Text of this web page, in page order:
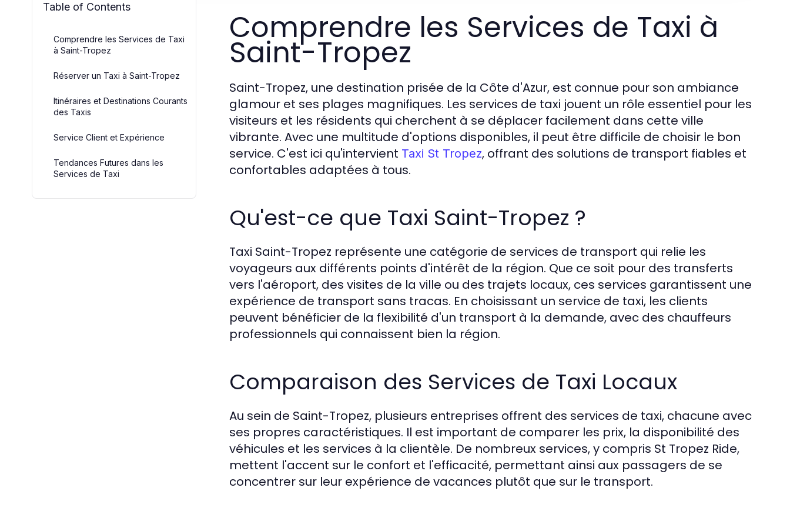
Table of Contents
Comprendre les Services de Taxi
à Saint-Tropez
Réserver un Taxi à Saint-Tropez
Itinéraires et Destinations Courants
des Taxis
Service Client et Expérience
Tendances Futures dans les
Services de Taxi
Comprendre les Services de Taxi à
Saint-Tropez
Saint-Tropez, une destination prisée de la Côte d'Azur, est connue pour son ambiance
glamour et ses plages magnifiques. Les services de taxi jouent un rôle essentiel pour les
visiteurs et les résidents qui cherchent à se déplacer facilement dans cette ville
vibrante. Avec une multitude d'options disponibles, il peut être difficile de choisir le bon
service. C'est ici qu'intervient Taxi St Tropez, offrant des solutions de transport fiables et
confortables adaptées à tous.
Qu'est-ce que Taxi Saint-Tropez ?
Taxi Saint-Tropez représente une catégorie de services de transport qui relie les
voyageurs aux différents points d'intérêt de la région. Que ce soit pour des transferts
vers l'aéroport, des visites de la ville ou des trajets locaux, ces services garantissent une
expérience de transport sans tracas. En choisissant un service de taxi, les clients
peuvent bénéficier de la flexibilité d'un transport à la demande, avec des chauffeurs
professionnels qui connaissent bien la région.
Comparaison des Services de Taxi Locaux
Au sein de Saint-Tropez, plusieurs entreprises offrent des services de taxi, chacune avec
ses propres caractéristiques. Il est important de comparer les prix, la disponibilité des
véhicules et les services à la clientèle. De nombreux services, y compris St Tropez Ride,
mettent l'accent sur le confort et l'efficacité, permettant ainsi aux passagers de se
concentrer sur leur expérience de vacances plutôt que sur le transport.